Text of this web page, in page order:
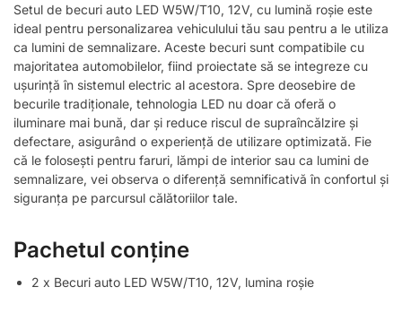
Setul de becuri auto LED W5W/T10, 12V, cu lumină roșie este
ideal pentru personalizarea vehiculului tău sau pentru a le utiliza
ca lumini de semnalizare. Aceste becuri sunt compatibile cu
majoritatea automobilelor, fiind proiectate să se integreze cu
ușurință în sistemul electric al acestora. Spre deosebire de
becurile tradiționale, tehnologia LED nu doar că oferă o
iluminare mai bună, dar și reduce riscul de supraîncălzire și
defectare, asigurând o experiență de utilizare optimizată. Fie
că le folosești pentru faruri, lămpi de interior sau ca lumini de
semnalizare, vei observa o diferență semnificativă în confortul și
siguranța pe parcursul călătoriilor tale.
Pachetul conține
2 x Becuri auto LED W5W/T10, 12V, lumina roșie